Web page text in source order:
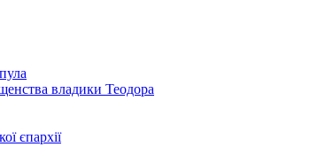
владики Теодора
єпархії